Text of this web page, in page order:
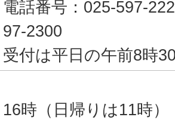
電話番号：025-597-
97-2300
受付は平日の午前8時
16時（日帰りは11時）